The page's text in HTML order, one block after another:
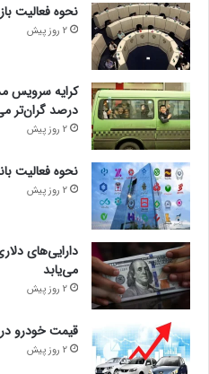
نحوه فعالیت بازار
2 روز پیش
درصد گران‌تر
2 روز پیش
نحوه فعالیت بانک‌ها
2 روز پیش
دارایی‌های
می‌یابد
2 روز پیش
قیمت خودرو در
2 روز پیش